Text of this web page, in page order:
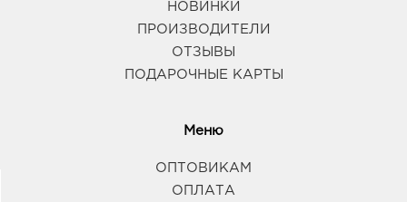
НОВИНКИ
ПРОИЗВОДИТЕЛИ
ОТЗЫВЫ
ПОДАРОЧНЫЕ КАРТЫ
Меню
ОПТОВИКАМ
ОПЛАТА